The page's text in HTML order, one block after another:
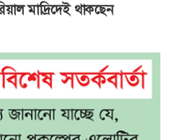
মাদ্রিদেই থাকছেন